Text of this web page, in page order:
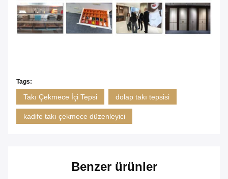
Tags:
Takı Çekmece İçi Tepsi dolap takı tepsisi
kadife takı çekmece düzenleyici
Benzer ürünler